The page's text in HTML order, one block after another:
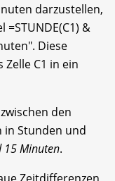
darzustellen,
&
Diese
C1 in ein
den
in Stunden und
15 Minuten.